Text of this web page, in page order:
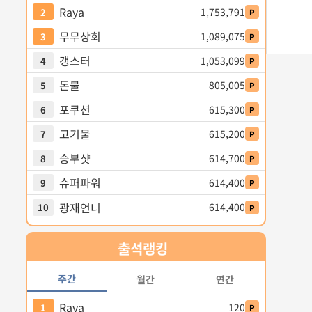
2 Raya 1,753,791 P
3 무무상회 1,089,075 P
4 갱스터 1,053,099 P
5 돈불 805,005 P
6 포쿠션 615,300 P
7 고기물 615,200 P
8 승부샷 614,700 P
9 슈퍼파워 614,400 P
10 광재언니 614,400 P
출석랭킹
주간 월간 연간
1 Raya 120 P